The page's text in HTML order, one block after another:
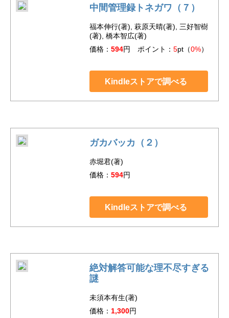
中間管理録トネガワ（７）
福本伸行(著), 萩原天晴(著), 三好智樹
(著), 橋本智広(著)
価格： 594円 ポイント： 5pt（0%）
Kindleストアで調べる
ガカバッカ（２）
赤堀君(著)
価格： 594円
Kindleストアで調べる
絶対解答可能な理不尽すぎる
謎
未須本有生(著)
価格： 1,300円